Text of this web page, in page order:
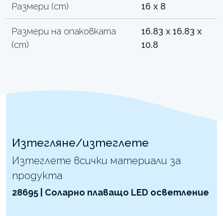
Размери (cm) 16 x 8
Размери на опаковката
(cm)
16.83 x 16.83 x
10.8
Изтегляне/изтеглете
Изтеглете всички материали за
продукта
28695 | Соларно плаващо LED осветление